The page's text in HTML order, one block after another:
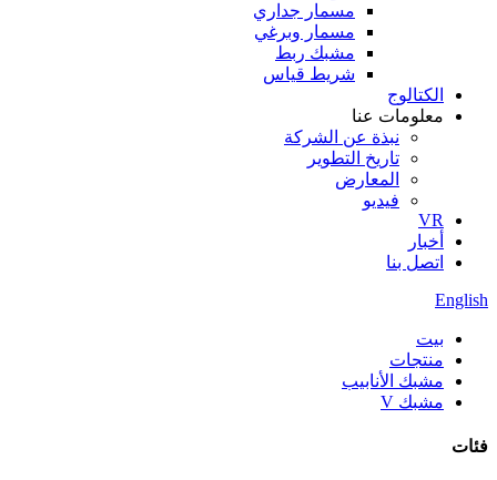
مسمار جداري
مسمار وبرغي
مشبك ربط
شريط قياس
الكتالوج
معلومات عنا
نبذة عن الشركة
تاريخ التطوير
المعارض
فيديو
VR
أخبار
اتصل بنا
English
بيت
منتجات
مشبك الأنابيب
مشبك V
فئات